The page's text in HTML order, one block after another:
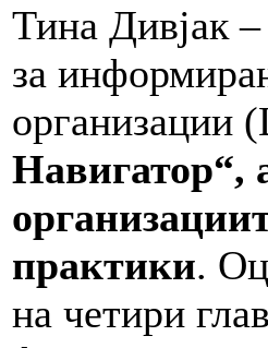
Тина Дивјак –
за
Навигатор“,
практики.
на четири